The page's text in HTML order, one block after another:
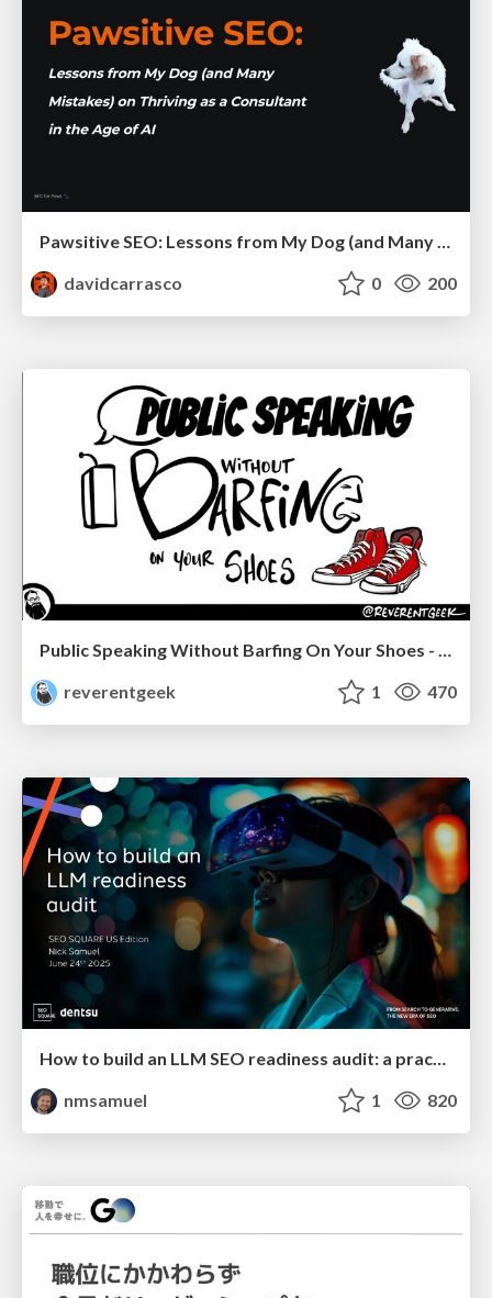
davidcarrasco
0 200
Public Speaking Without Barfing On Your Shoes - THAT 2023
reverentgeek
1 470
How to build an LLM SEO readiness audit: a practical framework
nmsamuel
1 820